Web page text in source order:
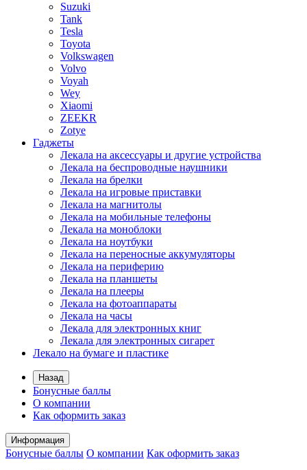
Suzuki
Tank
Tesla
Toyota
Volkswagen
Volvo
Voyah
Wey
Xiaomi
ZEEKR
Zotye
Гаджеты
Лекала на аксессуары и другие устройства
Лекала на беспроводные наушники
Лекала на брелки
Лекала на игровые приставки
Лекала на магнитолы
Лекала на мобильные телефоны
Лекала на моноблоки
Лекала на ноутбуки
Лекала на переносные аккумуляторы
Лекала на периферию
Лекала на планшеты
Лекала на плееры
Лекала на фотоаппараты
Лекала на часы
Лекала для электронных книг
Лекала для электронных сигарет
Лекало на бумаге и пластике
Назад
Бонусные баллы
О компании
Как оформить заказ
Информация
Бонусные баллы О компании Как оформить заказ